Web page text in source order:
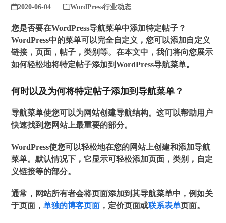
2020-06-04 WordPress行业动态
您是否要在WordPress导航菜单中添加特定帖子？
WordPress中的菜单可以完全自定义，您可以添加自定义
链接，页面，帖子，类别等。在本文中，我们将向您展示
如何轻松地将特定帖子添加到WordPress导航菜单。
何时以及为何将特定帖子添加到导航菜单？
导航菜单使您可以为网站创建导航结构。这可以帮助用户
快速找到您网站上最重要的部分。
WordPress使您可以轻松地在您的网站上创建和添加导航
菜单。默认情况下，它显示可轻松添加页面，类别，自定
义链接等的部分。
通常，网站所有者会将页面添加到其导航菜单中，例如关
于页面，单独的博客页面 ，定价页面或联系表单页面。